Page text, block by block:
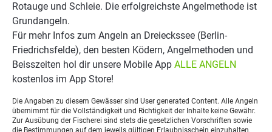
Rotauge und Schleie. Die erfolgreichste Angelmethode ist
Grundangeln.
Für mehr Infos zum Angeln an Dreieckssee (Berlin-
Friedrichsfelde), den besten Ködern, Angelmethoden und
Beisszeiten hol dir unsere Mobile App ALLE ANGELN
kostenlos im App Store!
Die Angaben zu diesem Gewässer sind User generated Content. Alle Angeln
übernimmt für die Vollständigkeit und Richtigkeit der Inhalte keine Gewähr.
Zur Ausübung der Fischerei sind stets die gesetzlichen Vorschriften sowie
die Bestimmungen auf dem jeweils gültigen Erlaubnisschein einzuhalten.